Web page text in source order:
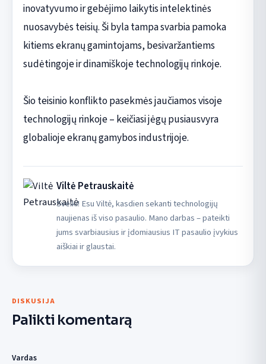
inovatyvumo ir gebėjimo laikytis intelektinės
nuosavybės teisių. Ši byla tampa svarbia pamoka
kitiems ekranų gamintojams, besivaržantiems
sudėtingoje ir dinamiškoje technologijų rinkoje.
Šio teisinio konflikto pasekmės jaučiamos visoje
technologijų rinkoje – keičiasi jėgų pusiausvyra
globalioje ekranų gamybos industrijoje.
Viltė Petrauskaitė
Sveiki! Esu Viltė, kasdien sekanti technologijų
naujienas iš viso pasaulio. Mano darbas – pateikti
jums svarbiausius ir įdomiausius IT pasaulio įvykius
aiškiai ir glaustai.
DISKUSIJA
Palikti komentarą
Vardas